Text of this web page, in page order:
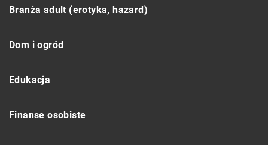
Branża adult (erotyka, hazard)
Dom i ogród
Edukacja
Finanse osobiste